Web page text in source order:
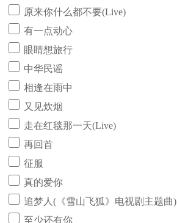
原来你什么都不要(Live)
有一点动心
眼睛想旅行
中华民谣
相逢在雨中
又见炊烟
走在红毯那一天(Live)
再回首
征服
真的爱你
追梦人(《雪山飞狐》电视剧主题曲)
至少还有你